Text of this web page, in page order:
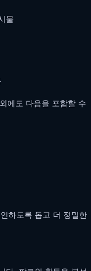
물
에도 다음을 포함할 수
하도록 돕고 더 정밀한